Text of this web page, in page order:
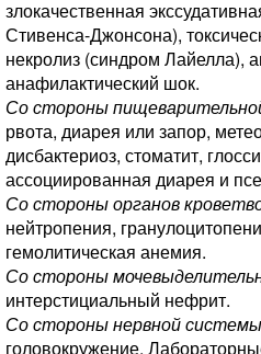
злокачественная
Стивенса-Джонсона),
некролиз (синдром Лайелла),
анафилактический шок.
Со стороны
рвота, диарея или запор,
дисбактериоз, стоматит,
ассоциированная диарея и
Со стороны органов
нейтропения,
гемолитическая анемия.
Со стороны
интерстициальный нефрит.
Со стороны нервной системы
головокружение.